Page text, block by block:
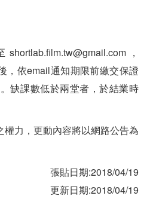
，
，依email通知期限前繳交保證
缺課數低於兩堂者，於結業時
權力，更動內容將以網路公告為
張貼日期:2018/04/19
更新日期:2018/04/19